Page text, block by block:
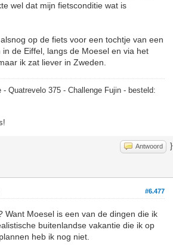
wel dat mijn fietsconditie wat is
op de fiets voor een tochtje van een
de Eiffel, langs de Moesel en via het
ik zat liever in Zweden.
Quatrevelo 375 - Challenge Fujin - besteld:
Antwoord }
#6.477
Want Moesel is een van de dingen die ik
buitenlandse vakantie die ik op
heb ik nog niet.